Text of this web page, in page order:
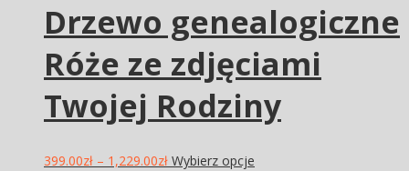
Drzewo genealogiczne
Róże ze zdjęciami
Twojej Rodziny
399.00zł – 1,229.00zł Wybierz opcje